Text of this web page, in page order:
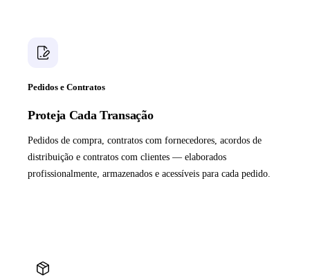
Pedidos e Contratos
Proteja Cada Transação
Pedidos de compra, contratos com fornecedores, acordos de
distribuição e contratos com clientes — elaborados
profissionalmente, armazenados e acessíveis para cada pedido.